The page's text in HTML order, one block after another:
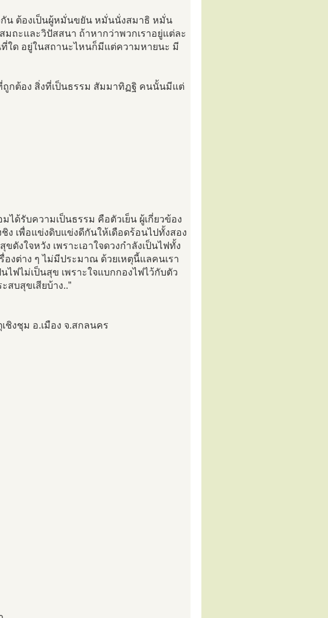
กัน ต้องเป็นผู้หมั่นขยัน หมั่นนั่งสมาธิ หมั่น
ถะและวิปัสสนา ถ้าหากว่าพวกเราอยู่แต่ละ
ใด อยู่ในสถานะไหนก็มีแต่ความหายนะ มี
กต้อง สิ่งที่เป็นธรรม สัมมาทิฏฐิ คนนั้นมีแต่
ได้รับความเป็นธรรม คือตัวเย็น ผู้เกี่ยวข้อง
ง เพื่อแข่งดิบแข่งดีกันให้เดือดร้อนไปทั้งสอง
งใจหวัง เพราะเอาใจดวงกำลังเป็นไฟทั้ง
องต่าง ๆ ไม่มีประมาณ ด้วยเหตุนี้แลคนเรา
ฟไม่เป็นสุข เพราะใจแบกกองไฟไว้กับตัว
สบสุขเสียบ้าง..”
ชิงชุม อ.เมือง จ.สกลนคร